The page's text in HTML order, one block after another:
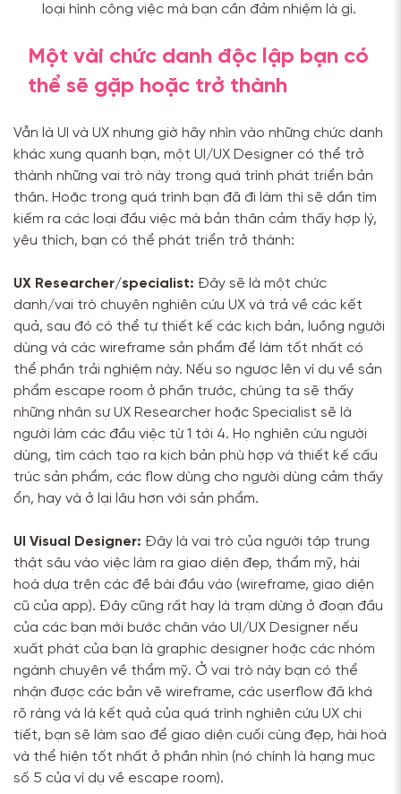
loại hình công việc mà bạn cần đảm nhiệm là gì.
Một vài chức danh độc lập bạn có
thể sẽ gặp hoặc trở thành
Vẫn là UI và UX nhưng giờ hãy nhìn vào những chức danh
khác xung quanh bạn, một UI/UX Designer có thể trở
thành những vai trò này trong quá trình phát triển bản
thân. Hoặc trong quá trình bạn đã đi làm thì sẽ dần tìm
kiếm ra các loại đầu việc mà bản thân cảm thấy hợp lý,
yêu thích, bạn có thể phát triển trở thành:
UX Researcher/specialist: Đây sẽ là một chức
danh/vai trò chuyên nghiên cứu UX và trả về các kết
quả, sau đó có thể tự thiết kế các kịch bản, luồng người
dùng và các wireframe sản phẩm để làm tốt nhất có
thể phần trải nghiệm này. Nếu so ngược lên ví dụ về sản
phẩm escape room ở phần trước, chúng ta sẽ thấy
những nhân sự UX Researcher hoặc Specialist sẽ là
người làm các đầu việc từ 1 tới 4. Họ nghiên cứu người
dùng, tìm cách tạo ra kịch bản phù hợp và thiết kế cấu
trúc sản phẩm, các flow dùng cho người dùng cảm thấy
ổn, hay và ở lại lâu hơn với sản phẩm.
UI Visual Designer: Đây là vai trò của người tập trung
thật sâu vào việc làm ra giao diện đẹp, thẩm mỹ, hài
hoà dựa trên các đề bài đầu vào (wireframe, giao diện
cũ của app). Đây cũng rất hay là trạm dừng ở đoạn đầu
của các bạn mới bước chân vào UI/UX Designer nếu
xuất phát của bạn là graphic designer hoặc các nhóm
ngành chuyên về thẩm mỹ. Ở vai trò này bạn có thể
nhận được các bản vẽ wireframe, các userflow đã khá
rõ ràng và là kết quả của quá trình nghiên cứu UX chi
tiết, bạn sẽ làm sao để giao diện cuối cùng đẹp, hài hoà
và thể hiện tốt nhất ở phần nhìn (nó chính là hạng mục
số 5 của ví dụ về escape room).